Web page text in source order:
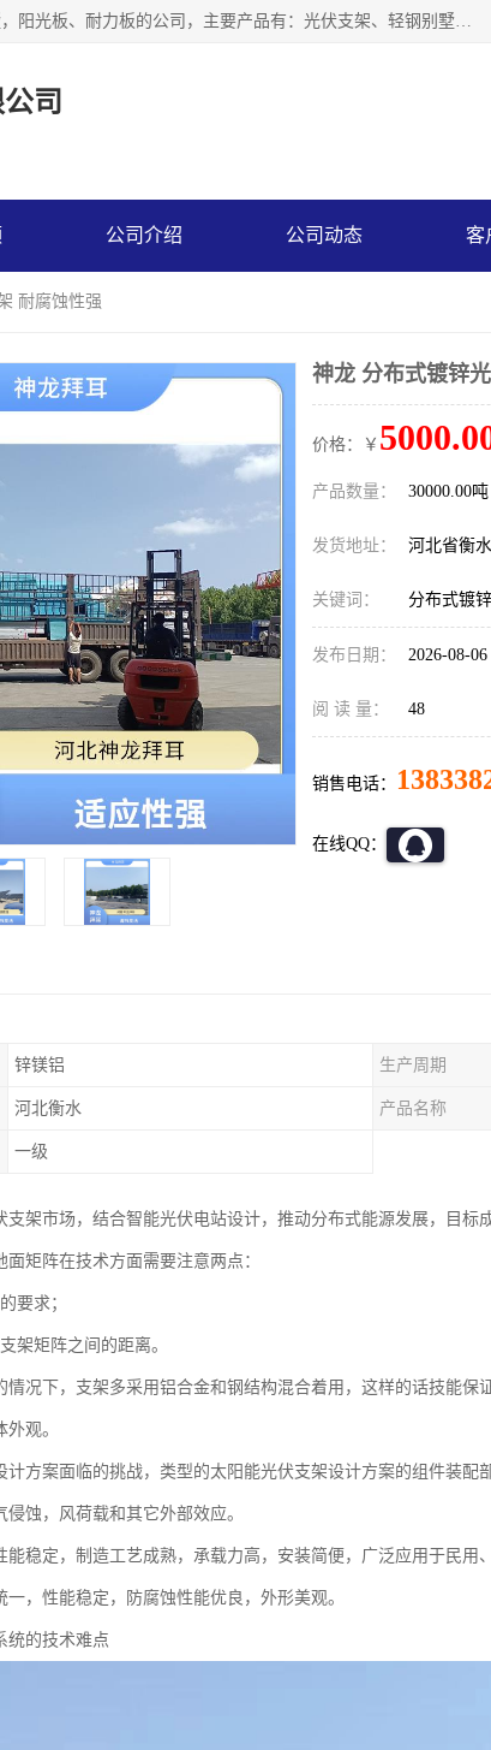
神龙拜耳科技衡水股份有限公司河北一家生产光伏支架，轻钢别墅，阳光板、耐力板的公司，主要产品有：光伏支架、轻钢别墅、阳光板、耐力板、采光板等，公司参与制定了多项标准。
司
公司介绍 公司动态 客
耐腐蚀性强
神龙 分布式镀锌
价格：￥
产品数量： 30000.00吨
发货地址： 河北省衡
关键词： 分布式镀
发布日期： 2026-08-06
阅 读 量： 48
销售电话：
在线QQ：
锌镁铝 生产周期
河北衡水 产品名称
一级
支架市场，结合智能光伏电站设计，推动分布式能源发展，目标
矩阵在技术方面需要注意两点：
要求；
架矩阵之间的距离。
情况下，支架多采用铝合金和钢结构混合着用，这样的话技能保
观。
计方案面临的挑战，类型的太阳能光伏支架设计方案的组件装配
侵蚀，风荷载和其它外部效应。
能稳定，制造工艺成熟，承载力高，安装简便，广泛应用于民用
一，性能稳定，防腐蚀性能优良，外形美观。
统的技术难点